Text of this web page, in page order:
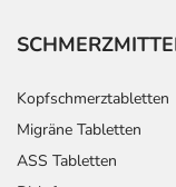
Kopfschmerztabletten
Migräne Tabletten
ASS Tabletten